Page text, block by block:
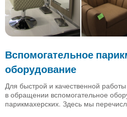
Вспомогательное
оборудование
Для быстрой и качественной
в обращении вспомогательное
парикмахерских. Здесь мы